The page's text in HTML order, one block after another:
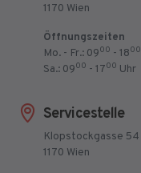
1170 Wien
Öffnungszeiten
Mo. - Fr.: 0900 - 1800
Sa.: 0900 - 1700 Uhr
Servicestelle
Klopstockgasse 54
1170 Wien